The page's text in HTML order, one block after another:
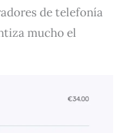
de telefonía
mucho el